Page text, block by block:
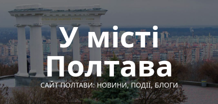
Перейти
вмісту
У місті
Полтава
САЙТ ПОЛТАВИ: НОВИНИ, ПОДІЇ, БЛОГИ